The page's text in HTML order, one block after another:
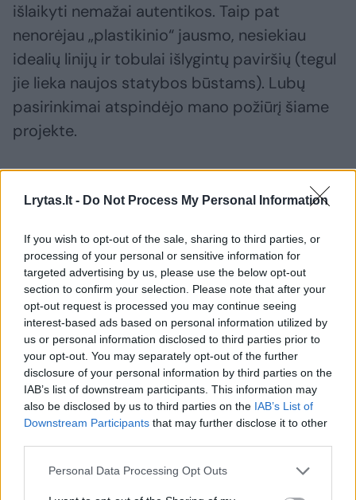
Lrytas.lt - Do Not Process My Personal Information
If you wish to opt-out of the sale, sharing to third parties, or
processing of your personal or sensitive information for
targeted advertising by us, please use the below opt-out
section to confirm your selection. Please note that after your
opt-out request is processed you may continue seeing
interest-based ads based on personal information utilized by
us or personal information disclosed to third parties prior to
your opt-out. You may separately opt-out of the further
disclosure of your personal information by third parties on the
IAB’s list of downstream participants. This information may
also be disclosed by us to third parties on the IAB’s List of
Downstream Participants that may further disclose it to other
Personal Data Processing Opt Outs
išlaikyti nemažai autentikos. Taip pat
nenorėjau „plastikinio“ jausmo, nesiekiau
idealių linijų ir tobulai išlygintų paviršių (tegul
jie lieka naujos statybos būstams). Lubų
pasirinkimai atspindėjo mano požiūrį šiame
projekte.
Gipso kartono lubos užtikrintų idealų lygumą
ir leistų rinktis įdomesnius apšvietimo
variantus, tačiau patalpos taptų 7–10 cm
žemesnės. Tokios lubos – puikus sprendimas
naujos statybos namuose, kai namas dar kurį
laiką „vaikšto“. Jos sumažina įtrūkimų lubose
tikimybę. Tačiau senesnės statybos namai
tos problemos dažniausiai nebeturi – visi
trūkiai, kurie galėjo atsirasti per
dešimtmečius, greičiausiai jau atsirado.
Šiame bute lubų aukštis buvo tik 254 cm,
todėl pasirinkome jas nuvalyti ir dažyti
baltais matiniais dažais. Tai – turbūt
paprasčiausias sprendimas senos statybos